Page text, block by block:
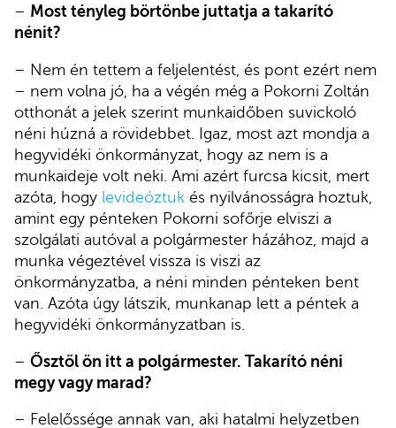
– Most tényleg börtönbe juttatja a takarító
nénit?
– Nem én tettem a feljelentést, és pont ezért nem
– nem volna jó, ha a végén még a Pokorni Zoltán
otthonát a jelek szerint munkaidőben suvickoló
néni húzná a rövidebbet. Igaz, most azt mondja a
hegyvidéki önkormányzat, hogy az nem is a
munkaideje volt neki. Ami azért furcsa kicsit, mert
azóta, hogy levideóztuk és nyilvánosságra hoztuk,
amint egy pénteken Pokorni sofőrje elviszi a
szolgálati autóval a polgármester házához, majd a
munka végeztével vissza is viszi az
önkormányzatba, a néni minden pénteken bent
van. Azóta úgy látszik, munkanap lett a péntek a
hegyvidéki önkormányzatban is.
– Ősztől ön itt a polgármester. Takarító néni
megy vagy marad?
– Felelőssége annak van, aki hatalmi helyzetben